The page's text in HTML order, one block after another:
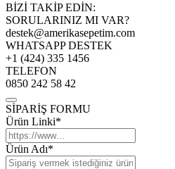
BİZİ TAKİP EDİN:
SORULARINIZ MI VAR?
destek@amerikasepetim.com
WHATSAPP DESTEK
+1 (424) 335 1456
TELEFON
0850 242 58 42
SİPARİŞ FORMU
Ürün Linki*
Ürün Adı*